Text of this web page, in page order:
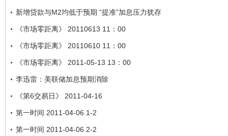
新增贷款与M2均低于预期 “提准”加息压力犹存
《市场零距离》 20110613 11：00
《市场零距离》 20110610 11：00
《市场零距离》 2011-05-13 13：00
李迅雷：美联储加息预期消除
《第6交易日》 2011-04-16
第一时间 2011-04-06 1-2
第一时间 2011-04-06 2-2